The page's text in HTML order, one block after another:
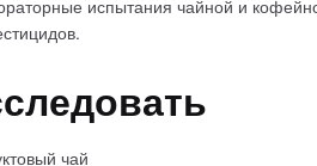
испытания чайной и
чай